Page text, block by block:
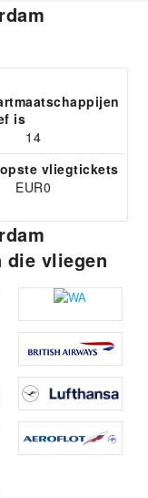
is
14
vliegtickets
EUR0
die vliegen